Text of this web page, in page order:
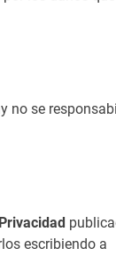
no se
escribiendo a